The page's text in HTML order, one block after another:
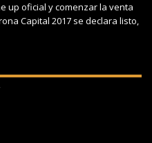
up oficial y comenzar la venta
Capital 2017 se declara listo,